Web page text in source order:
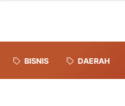
BISNIS DAERAH